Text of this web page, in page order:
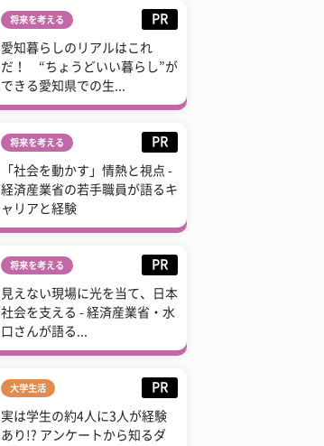
将来を考える PR
愛知暮らしのリアルはこれ
だ！ “ちょうどいい暮らし”が
できる愛知県での生...
将来を考える PR
「社会を動かす」情熱と視点 -
経済産業省の若手職員が語るキ
ャリアと経験
将来を考える PR
見えない現場に光を当て、日本
社会を支える - 経済産業省・水
口さんが語る...
大学生活 PR
実は学生の約4人に3人が経験
あり!? アンケートから知るダ